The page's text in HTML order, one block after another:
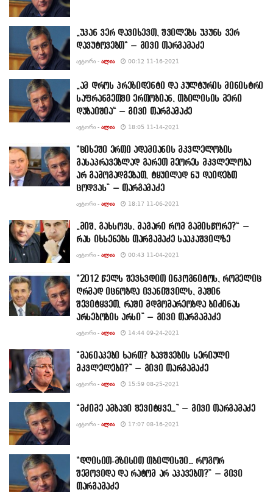
„უკან ვერ დავიხევთ, შვილებს უკუნს ვერ
დავუტოვებთ“ – გივი თარგამაძე
ᲐᲕᲢᲝᲠᲘ - ᲐᲚᲘᲐ 00:12 11-16-2021
„ამ დროს პრეზიდენტი და კულტურის მინისტრი
საფრანგეთში ერთობიან, თბილისის მერი
დუბაიშია“ – გივი თარგამაძე
ᲐᲕᲢᲝᲠᲘ - ᲐᲚᲘᲐ 18:05 11-14-2021
“ციხეში ერთი ადამიანის მკვლელობის
გასაპრავებლად გარეთ მეორეს მკვლელობა
არ გამოგადგებათ, ტყუილად ნუ დაიდებთ
ცოდვას” – თარგამაძე
ᲐᲕᲢᲝᲠᲘ - ᲐᲚᲘᲐ 18:17 11-06-2021
„მიშ, გახსოვს, მაგარი რომ გამისწორე?“ –
რას იხსენებს თარგამაძე სააკაშვილზე
ᲐᲕᲢᲝᲠᲘ - ᲐᲚᲘᲐ 00:43 11-04-2021
“2012 წელს შევხვდით ინკოგნიტოს, რომელიც
ღრმად იცნობდა ივანიშვილს, მაშინ
შევიტყვეთ, რაში მდგომარეობდა ბიძინას
არსებობის არსი” – გივი თარგამაძე
ᲐᲕᲢᲝᲠᲘ - ᲐᲚᲘᲐ 14:44 09-24-2021
“მანიაკები ხართ? ბავშვების სერიული
მკვლელები?” – გივი თარგამაძე
ᲐᲕᲢᲝᲠᲘ - ᲐᲚᲘᲐ 15:59 08-25-2021
“მძიმე ამბავი შევიტყვე…” – გივი თარგამაძე
ᲐᲕᲢᲝᲠᲘ - ᲐᲚᲘᲐ 17:07 08-16-2021
“დღისით-მზისით თბილისში… როგორ
შემოვიდა და რატომ არ აკავებთ?” – გივი
თარგამაძე